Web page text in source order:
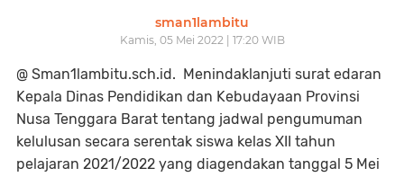
sman1lambitu
Kamis, 05 Mei 2022 | 17:20 WIB
@ Sman1lambitu.sch.id. Menindaklanjuti surat edaran
Kepala Dinas Pendidikan dan Kebudayaan Provinsi
Nusa Tenggara Barat tentang jadwal pengumuman
kelulusan secara serentak siswa kelas XII tahun
pelajaran 2021/2022 yang diagendakan tanggal 5 Mei